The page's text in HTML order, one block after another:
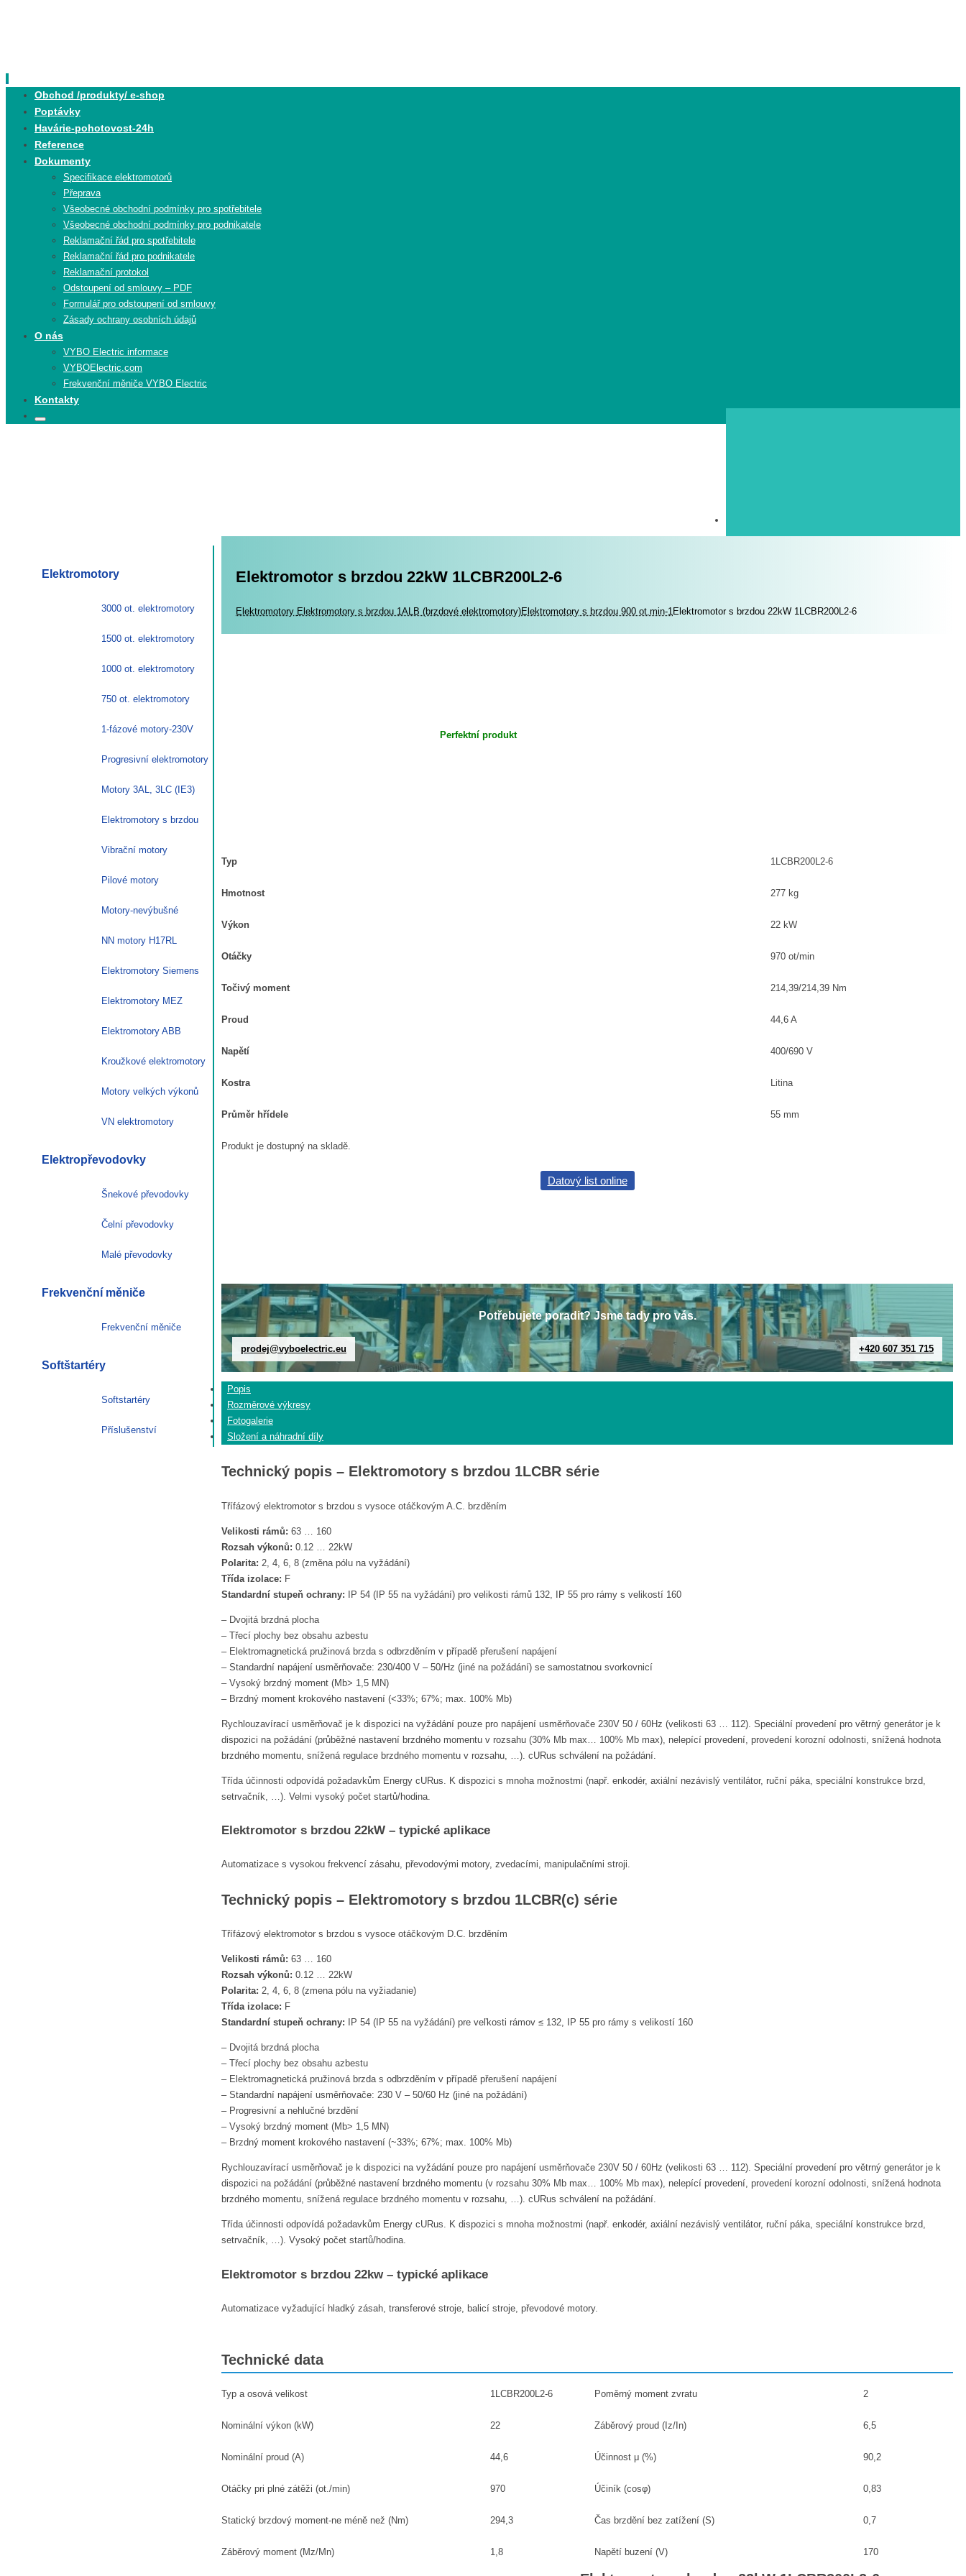
content
Obchod /produkty/ e-shop
Poptávky
Havárie-pohotovost-24h
Reference
Dokumenty
Specifikace elektromotorů
Přeprava
Všeobecné obchodní podmínky pro spotřebitele
Všeobecné obchodní podmínky pro podnikatele
Reklamační řád pro spotřebitele
Reklamační řád pro podnikatele
Reklamační protokol
Odstoupení od smlouvy – PDF
Formulář pro odstoupení od smlouvy
Zásady ochrany osobních údajů
O nás
VYBO Electric informace
VYBOElectric.com
Frekvenční měniče VYBO Electric
Kontakty
Search
Search
Elektromotor s brzdou 22kW 1LCBR200L2-6
Elektromotory Elektromotory
Elektromotory s brzdou 1ALB (brzdové elektromotory)Elektromotory s brzdou 900 ot.min-1 Elektromotor s brzdou 22kW 1LCBR200L2-6
Perfektní produkt
Typ 1LCBR200L2-6
Hmotnost 277 kg
Výkon 22 kW
Otáčky 970 ot/min
Točivý moment 214,39/214,39 Nm
Proud 44,6 A
Napětí 400/690 V
Kostra Litina
Průměr hřídele 55 mm
Produkt je dostupný na skladě.
Datový list online
Potřebujete poradit? Jsme tady pro vás.
prodej@vyboelectric.eu +420 607 351 715
Popis
Rozměrové výkresy
Fotogalerie
Složení a náhradní díly
Technický popis – Elektromotory s brzdou 1LCBR série
Třífázový elektromotor s brzdou s vysoce otáčkovým A.C. brzděním
Velikosti rámů: 63 … 160
Rozsah výkonů: 0.12 … 22kW
Polarita: 2, 4, 6, 8 (změna pólu na vyžádání)
Třída izolace: F
Standardní stupeň ochrany: IP 54 (IP 55 na vyžádání) pro velikosti rámů 132, IP 55 pro rámy s velikostí 160
– Dvojitá brzdná plocha
– Třecí plochy bez obsahu azbestu
– Elektromagnetická pružinová brzda s odbrzděním v případě přerušení napájení
– Standardní napájení usměrňovače: 230/400 V – 50/Hz (jiné na požádání) se samostatnou svorkovnicí
– Vysoký brzdný moment (Mb> 1,5 MN)
– Brzdný moment krokového nastavení (<33%; 67%; max. 100% Mb)
Rychlouzavírací usměrňovač je k dispozici na vyžádání pouze pro napájení usměrňovače 230V 50 / 60Hz (velikosti 63 … 112). Speciální provedení pro větrný generátor je k
dispozici na požádání (průběžné nastavení brzdného momentu v rozsahu (30% Mb max… 100% Mb max), nelepící provedení, provedení korozní odolnosti, snížená hodnota
brzdného momentu, snížená regulace brzdného momentu v rozsahu, …). cURus schválení na požádání.
Třída účinnosti odpovídá požadavkům Energy cURus. K dispozici s mnoha možnostmi (např. enkodér, axiální nezávislý ventilátor, ruční páka, speciální konstrukce brzd,
setrvačník, …). Velmi vysoký počet startů/hodina.
Elektromotor s brzdou 22kW – typické aplikace
Automatizace s vysokou frekvencí zásahu, převodovými motory, zvedacími, manipulačními stroji.
Technický popis – Elektromotory s brzdou 1LCBR(c) série
Třífázový elektromotor s brzdou s vysoce otáčkovým D.C. brzděním
Velikosti rámů: 63 … 160
Rozsah výkonů: 0.12 … 22kW
Polarita: 2, 4, 6, 8 (zmena pólu na vyžiadanie)
Třída izolace: F
Standardní stupeň ochrany: IP 54 (IP 55 na vyžádání) pre veľkosti rámov ≤ 132, IP 55 pro rámy s velikostí 160
– Dvojitá brzdná plocha
– Třecí plochy bez obsahu azbestu
– Elektromagnetická pružinová brzda s odbrzděním v případě přerušení napájení
– Standardní napájení usměrňovače: 230 V – 50/60 Hz (jiné na požádání)
– Progresivní a nehlučné brzdění
– Vysoký brzdný moment (Mb> 1,5 MN)
– Brzdný moment krokového nastavení (~33%; 67%; max. 100% Mb)
Rychlouzavírací usměrňovač je k dispozici na vyžádání pouze pro napájení usměrňovače 230V 50 / 60Hz (velikosti 63 … 112). Speciální provedení pro větrný generátor je k
dispozici na požádání (průběžné nastavení brzdného momentu (v rozsahu 30% Mb max… 100% Mb max), nelepící provedení, provedení korozní odolnosti, snížená hodnota
brzdného momentu, snížená regulace brzdného momentu v rozsahu, …). cURus schválení na požádání.
Třída účinnosti odpovídá požadavkům Energy cURus. K dispozici s mnoha možnostmi (např. enkodér, axiální nezávislý ventilátor, ruční páka, speciální konstrukce brzd,
setrvačník, …). Vysoký počet startů/hodina.
Elektromotor s brzdou 22kw – typické aplikace
Automatizace vyžadující hladký zásah, transferové stroje, balicí stroje, převodové motory.
Technické data
Typ a osová velikost 1LCBR200L2-6
Nominální výkon (kW) 22
Nominální proud (A) 44,6
Otáčky pri plné zátěži (ot./min) 970
Statický brzdový moment-ne méně než (Nm) 294,3
Záběrový moment (Mz/Mn) 1,8
Poměrný moment zvratu 2
Záběrový proud (Iz/In) 6,5
Účinnost μ (%) 90,2
Účiník (cosφ) 0,83
Čas brzdění bez zatížení (S) 0,7
Napětí buzení (V) 170
Elektromotory
3000 ot. elektromotory
1500 ot. elektromotory
1000 ot. elektromotory
750 ot. elektromotory
1-fázové motory-230V
Progresivní elektromotory
Motory 3AL, 3LC (IE3)
Elektromotory s brzdou
Vibrační motory
Pilové motory
Motory-nevýbušné
NN motory H17RL
Elektromotory Siemens
Elektromotory MEZ
Elektromotory ABB
Kroužkové elektromotory
Motory velkých výkonů
VN elektromotory
Elektropřevodovky
Šnekové převodovky
Čelní převodovky
Malé převodovky
Frekvenční měniče
Frekvenční měniče
Softštartéry
Softstartéry
Příslušenství